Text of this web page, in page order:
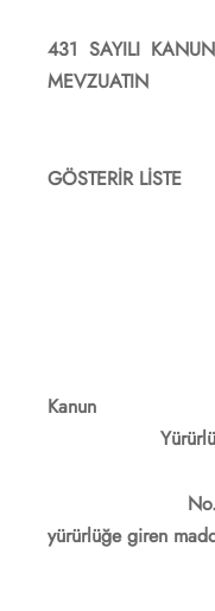
431 SAYILI
MEVZUATIN
GÖSTERİR LİSTE
No.
yürürlüğe giren